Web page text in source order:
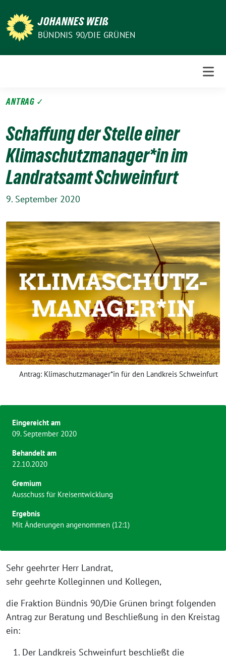
zum
Inhalt
JOHANNES WEIß
BÜNDNIS 90/DIE GRÜNEN
ANTRAG ✓
Schaffung der Stelle einer
Klima­schutz­manager*in im
Landratsamt Schweinfurt
9. September 2020
Antrag: Klimaschutzmanager*in für den Landkreis Schweinfurt
Sehr geehrter Herr Landrat,
sehr geehrte Kolleginnen und Kollegen,
die Fraktion Bündnis 90/Die Grünen bringt folgenden
Antrag zur Beratung und Beschließung in den Kreistag
ein:
Der Landkreis Schweinfurt beschließt die
Eingereicht am
09. September 2020
Behandelt am
22.10.2020
Gremium
Ausschuss für Kreisentwicklung
Ergebnis
Mit Änderungen angenommen (12:1)